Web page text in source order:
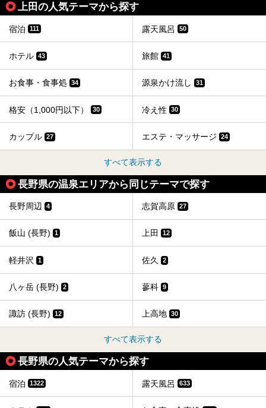
上田の人気テーマから探す
宿泊 111 露天風呂 50
ホテル 43 旅館 41
お食事・食事処 34 源泉かけ流し 31
格安（1,000円以下） 30 冷え性 30
カップル 27 エステ・マッサージ 24
すべて表示する
長野県の温泉エリアから同じテーマで探す
長野周辺 4 志賀高原 27
飯山 (長野) 1 上田 12
軽井沢 1 佐久 2
八ヶ岳 (長野) 2 蓼科 9
諏訪 (長野) 12 上高地 30
すべて表示する
長野県の人気テーマから探す
宿泊 1322 露天風呂 633